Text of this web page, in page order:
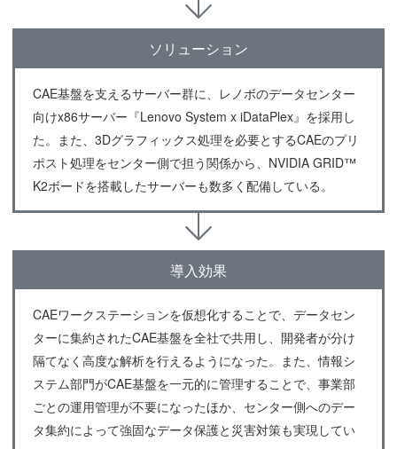
ソリューション
CAE基盤を支えるサーバー群に、レノボのデータセンター
向けx86サーバー『Lenovo System x iDataPlex』を採用し
た。また、3Dグラフィックス処理を必要とするCAEのプリ
ポスト処理をセンター側で担う関係から、NVIDIA GRID™
K2ボードを搭載したサーバーも数多く配備している。
導入効果
CAEワークステーションを仮想化することで、データセン
ターに集約されたCAE基盤を全社で共用し、開発者が分け
隔てなく高度な解析を行えるようになった。また、情報シ
ステム部門がCAE基盤を一元的に管理することで、事業部
ごとの運用管理が不要になったほか、センター側へのデー
タ集約によって強固なデータ保護と災害対策も実現してい